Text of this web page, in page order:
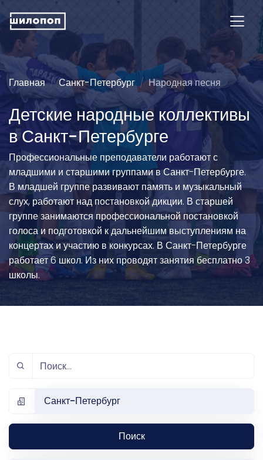
Главная Санкт-Петербург Народная песня
Детские народные коллективы
в Санкт-Петербурге
Профессиональные преподаватели работают с
младшими и старшими группами в Санкт-Петербурге.
В младшей группе развивают память и музыкальный
слух, работают над постановкой дикции. В старшей
группе занимаются профессиональной постановкой
голоса и подготовкой к дальнейшим выступлениям на
концертах и участию в конкурсах. В Санкт-Петербурге
работает 6 школ. Из них проводят занятия бесплатно 3
школы.
Санкт-Петербург
Поиск